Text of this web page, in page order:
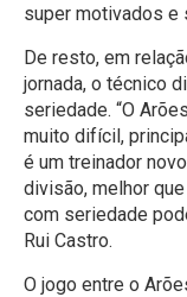
super motivados e
De resto, em
jornada, o técnico
seriedade. “O
muito difícil,
é um treinador
divisão, melhor
com seriedade
Rui Castro.
O jogo entre o